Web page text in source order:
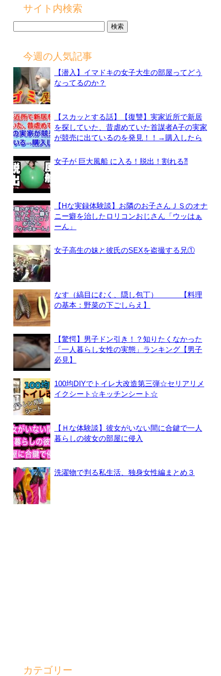
サイト内検索
今週の人気記事
【潜入】イマドキの女子大生の部屋ってどう
なってるのか？
【スカッとする話】【復讐】実家近所で新居
を探していた、昔虐めていた首謀者A子の実家
が競売に出ているのを発見！！→購入したら
女子が 巨大風船 に入る！脱出！割れる⁈
【Hな実録体験談】お隣のお子さんＪＳのオナ
ニー癖を治したロリコンおじさん「ウッはぁ
ーん」
女子高生の妹と彼氏のSEXを盗撮する兄①
なす（縞目にむく、隠し包丁） 【料理
の基本：野菜の下ごしらえ】
【驚愕】男子ドン引き！？知りたくなかった
「一人暮らし女性の実態」ランキング【男子
必見】
100均DIYでトイレ大改造第三弾☆セリアリメ
イクシート☆キッチンシート☆
【Ｈな体験談】彼女がいない間に合鍵で一人
暮らしの彼女の部屋に侵入
洗濯物で判る私生活、独身女性編まとめ３
カテゴリー